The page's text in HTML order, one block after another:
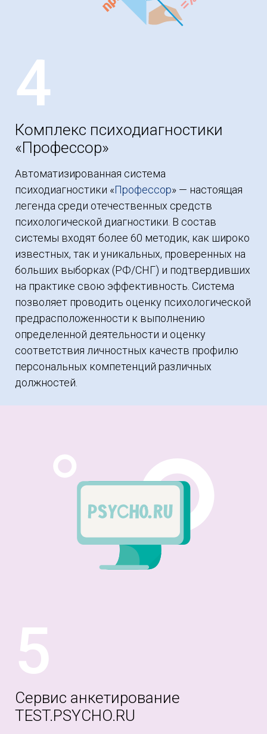
4
Комплекс психодиагностики
«Профессор»
Автоматизированная система
психодиагностики «Профессор» — настоящая
легенда среди отечественных средств
психологической диагностики. В состав
системы входят более 60 методик, как широко
известных, так и уникальных, проверенных на
больших выборках (РФ/СНГ) и подтвердивших
на практике свою эффективность. Система
позволяет проводить оценку психологической
предрасположенности к выполнению
определенной деятельности и оценку
соответствия личностных качеств профилю
персональных компетенций различных
должностей.
5
Сервис анкетирование
TEST.PSYCHO.RU